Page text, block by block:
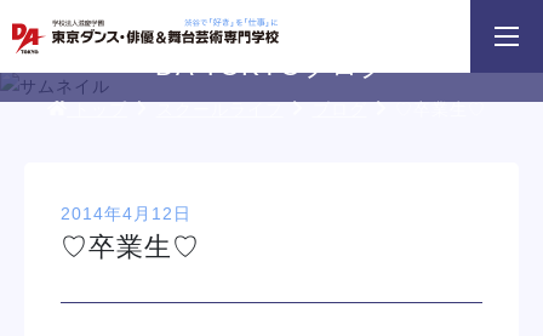
学科・専攻 資料請求 オープンキャンパス
DA TOKYOブログ
トップ スクールライフ ブログ ♡卒業生♡
2014年4月12日
♡卒業生♡